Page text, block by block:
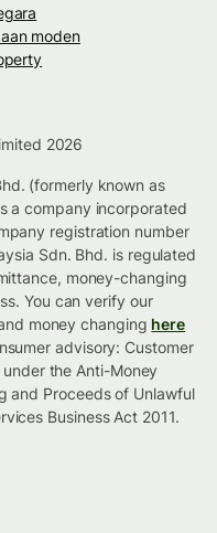
moden
2026
(formerly known as
a company incorporated
registration number
Sdn. Bhd. is regulated
money-changing
You can verify our
money changing here
advisory: Customer
the Anti-Money
and Proceeds of Unlawful
Business Act 2011.